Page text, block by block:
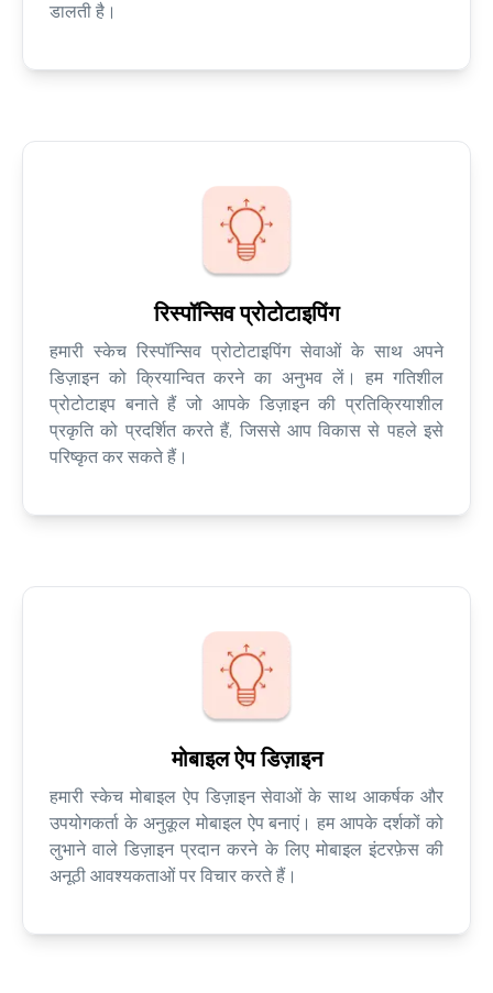
डालती है।
रिस्पॉन्सिव प्रोटोटाइपिंग
हमारी स्केच रिस्पॉन्सिव प्रोटोटाइपिंग सेवाओं के साथ अपने
डिज़ाइन को क्रियान्वित करने का अनुभव लें। हम गतिशील
प्रोटोटाइप बनाते हैं जो आपके डिज़ाइन की प्रतिक्रियाशील
प्रकृति को प्रदर्शित करते हैं, जिससे आप विकास से पहले इसे
परिष्कृत कर सकते हैं।
मोबाइल ऐप डिज़ाइन
हमारी स्केच मोबाइल ऐप डिज़ाइन सेवाओं के साथ आकर्षक और
उपयोगकर्ता के अनुकूल मोबाइल ऐप बनाएं। हम आपके दर्शकों को
लुभाने वाले डिज़ाइन प्रदान करने के लिए मोबाइल इंटरफ़ेस की
अनूठी आवश्यकताओं पर विचार करते हैं।